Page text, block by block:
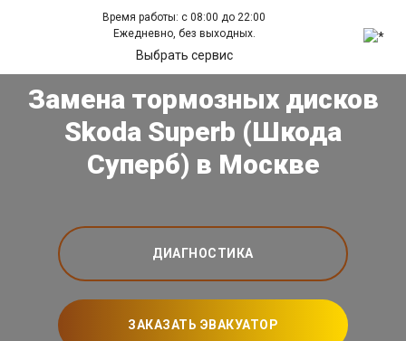
Время работы: с 08:00 до 22:00
Ежедневно, без выходных.
Выбрать сервис
Замена тормозных дисков
Skoda Superb (Шкода
Суперб) в Москве
ДИАГНОСТИКА
ЗАКАЗАТЬ ЭВАКУАТОР